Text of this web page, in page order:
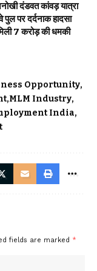
दंडवत कांवड़ यात्रा
दर्दनाक हादसा
7 करोड़ की धमकी
Opportunity
MLM Industry
India
fields are marked *